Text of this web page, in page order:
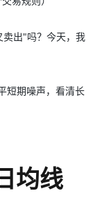
卖出"吗？今天，我
短期噪声，看清长
均线